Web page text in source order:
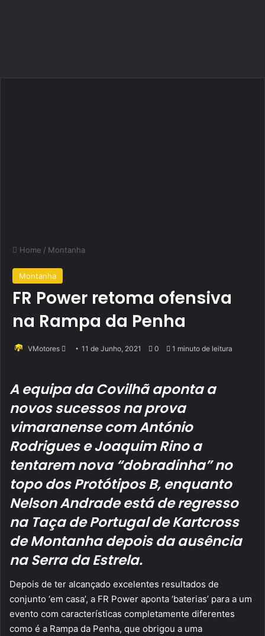
Home / Montanha
Montanha
FR Power retoma ofensiva
na Rampa da Penha
VMotores
Send11 de Junho, 2021 0 1 minuto de leitura
A equipa da Covilhã aponta a
novos sucessos na prova
vimaranense com António
Rodrigues e Joaquim Rino a
tentarem nova “dobradinha” no
topo dos Protótipos B, enquanto
Nelson Andrade está de regresso
na Taça de Portugal de Kartcross
de Montanha depois da ausência
na Serra da Estrela.
Depois de ter alcançado excelentes resultados de
conjunto ‘em casa’, a FR Power aponta ‘baterias’ para a um
evento com características completamente diferentes
como é a Rampa da Penha, que obrigou a uma